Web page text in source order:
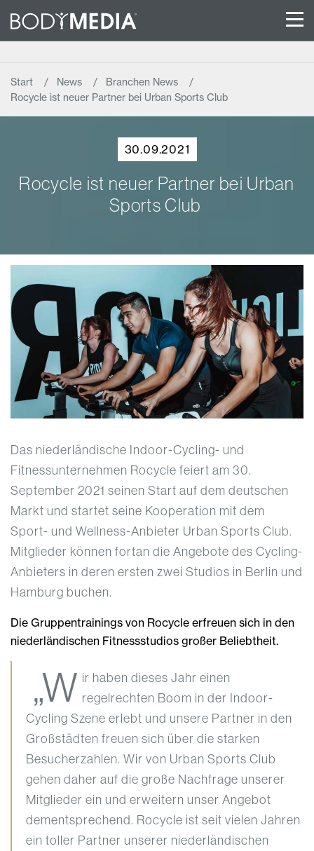
Start News
Branchen News
Rocycle ist neuer Partner bei Urban Sports Club
30.09.2021
Rocycle ist neuer Partner bei Urban
Sports Club
Das niederländische Indoor-Cycling- und
Fitnessunternehmen Rocycle feiert am 30.
September 2021 seinen Start auf dem deutschen
Markt und startet seine Kooperation mit dem
Sport- und Wellness-Anbieter Urban Sports Club.
Mitglieder können fortan die Angebote des Cycling-
Anbieters in deren ersten zwei Studios in Berlin und
Hamburg buchen.
Die Gruppentrainings von Rocycle erfreuen sich in den
niederländischen Fitnessstudios großer Beliebtheit.
„W ir haben dieses Jahr einen
regelrechten Boom in der Indoor-
Cycling Szene erlebt und unsere Partner in den
Großstädten freuen sich über die starken
Besucherzahlen. Wir von Urban Sports Club
gehen daher auf die große Nachfrage unserer
Mitglieder ein und erweitern unser Angebot
dementsprechend. Rocycle ist seit vielen Jahren
ein toller Partner unserer niederländischen